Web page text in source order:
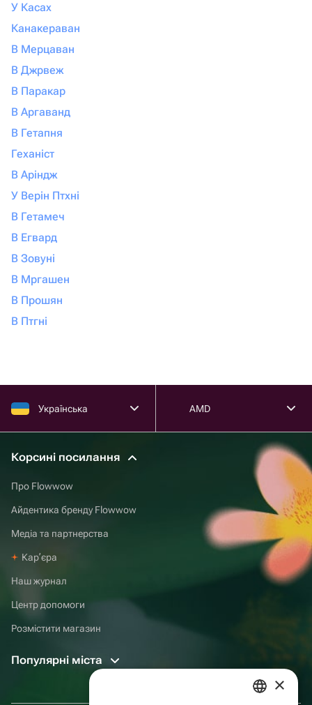
У Касах
Канакераван
В Мерцаван
В Джрвеж
В Паракар
В Аргаванд
В Гетапня
Геханіст
В Аріндж
У Верін Птхні
В Гетамеч
В Егвард
В Зовуні
В Мргашен
В Прошян
В Птгні
Українська AMD
Корсині посилання
Про Flowwow
Айдентика бренду Flowwow
Медіа та партнерства
Карʼєра
Наш журнал
Центр допомоги
Розмістити магазин
Популярні міста
×